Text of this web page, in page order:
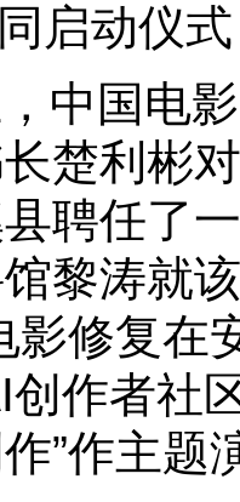
启动仪式
中国电
楚利彬
聘任了
黎涛就
影修复在
作者社
”作主题